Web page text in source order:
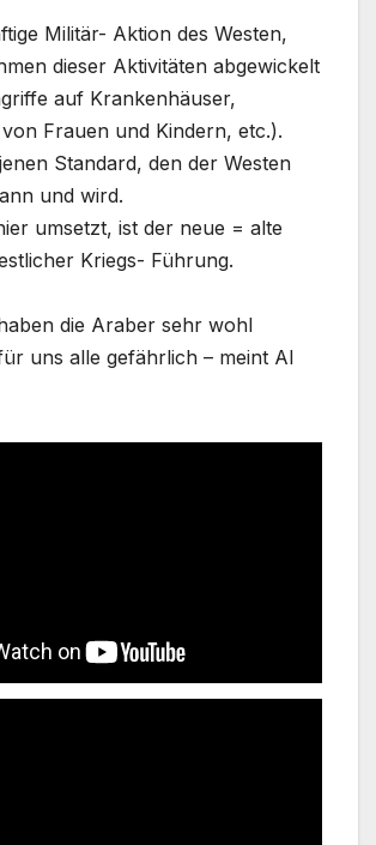
Militär- Aktion des Westen,
dieser Aktivitäten abgewickelt
auf Krankenhäuser,
Frauen und Kindern, etc.).
Standard, den der Westen
und wird.
umsetzt, ist der neue = alte
Kriegs- Führung.
die Araber sehr wohl
uns alle gefährlich – meint Al